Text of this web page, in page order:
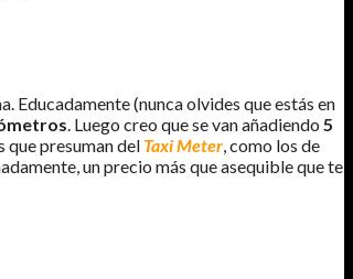
Educadamente (nunca olvides que estás en
. Luego creo que se van añadiendo 5
que presuman del Taxi Meter, como los de
un precio más que asequible que te